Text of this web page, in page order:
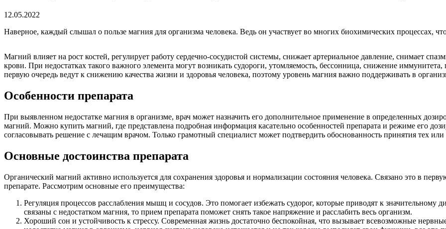
12.05.2022
Наверное, каждый слышал о пользе магния для организма человека. Ведь он участвует во многих биохимических процессах,
Магний влияет на рост костей, регулирует работу сердечно-сосудистой системы, снижает артериальное давление, снимает
крови. При недостатках такого важного элемента могут возникать судороги, утомляемость, бессонница, снижение
первую очередь ведут к снижению качества жизни и здоровья человека, поэтому уровень магния важно поддерживать в
Особенности препарата
При выявленном недостатке магния в организме, врач может назначить его дополнительное применение в определенных
магний. Можно купить магний, где представлена подробная информация касательно особенностей препарата и режиме его
согласовывать решение с лечащим врачом. Только грамотный специалист может подтвердить обоснованность принятия тех
Основные достоинства препарата
Органический магний активно используется для сохранения здоровья и нормализации состояния человека. Связано это в
препарате. Рассмотрим основные его преимущества:
Регуляция процессов расслабления мышц и сосудов. Это помогает избежать судорог, которые приводят к значительному
связаны с недостатком магния, то прием препарата поможет снять такое напряжение и расслабить весь организм.
Хороший сон и устойчивость к стрессу. Современная жизнь достаточно беспокойная, что вызывает всевозможные